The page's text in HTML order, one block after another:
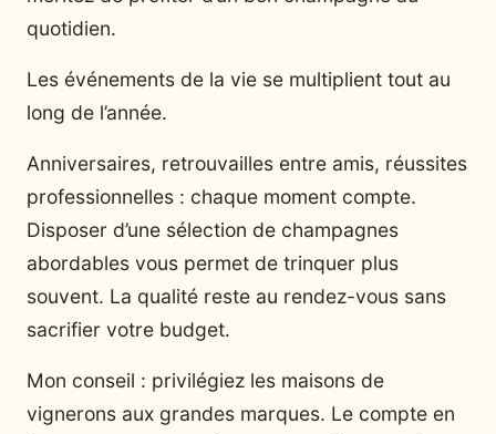
quotidien.
Les événements de la vie se multiplient tout au
long de l’année.
Anniversaires, retrouvailles entre amis, réussites
professionnelles : chaque moment compte.
Disposer d’une sélection de champagnes
abordables vous permet de trinquer plus
souvent. La qualité reste au rendez-vous sans
sacrifier votre budget.
Mon conseil : privilégiez les maisons de
vignerons aux grandes marques. Le compte en